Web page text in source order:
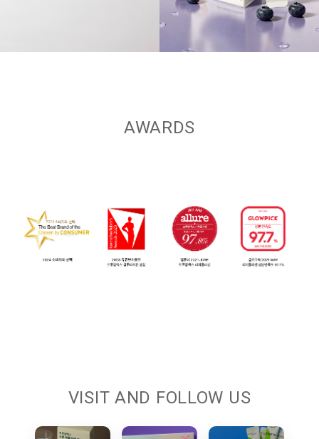
AWARDS
VISIT AND FOLLOW US